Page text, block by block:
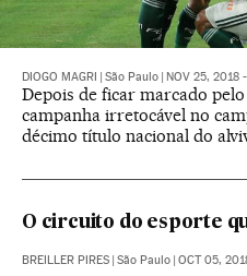
DIOGO MAGRI São Paulo NOV 25, 2018
Depois de ficar marcado
campanha irretocável no
décimo título nacional do
O circuito do esporte
BREILLER PIRES São Paulo OCT 05,